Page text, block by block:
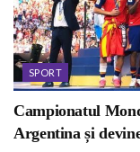
SPORT
Campionatul
Argentina și